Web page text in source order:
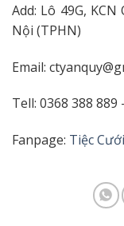
Add: Lô 49G,
Nội (TPHN)
Email:
Tell: 0368 388 889
Fanpage: Tiệc